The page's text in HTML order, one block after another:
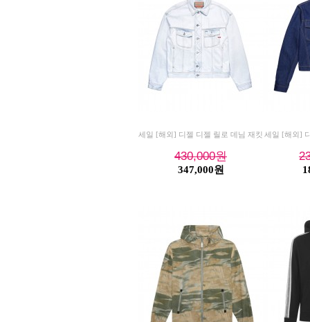
세일 [해외] 디젤 디젤 릴로 데님 재킷
430,000원
347,000원
세일 [해외]